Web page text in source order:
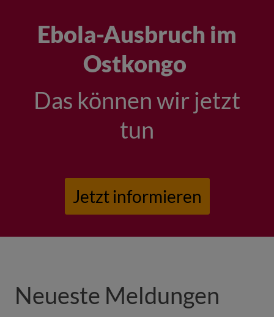
Ebola-Ausbruch im
Ostkongo
Das können wir jetzt
tun
Jetzt informieren
Neueste Meldungen